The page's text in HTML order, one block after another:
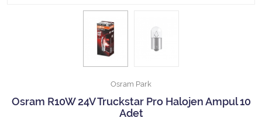
Kamyon Gösterge Ampulü
Osram Park
Osram R10W 24V Truckstar Pro Halojen Ampul 10
Adet